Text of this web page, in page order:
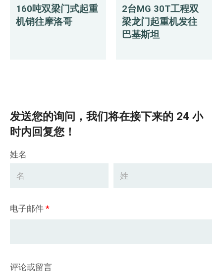
160吨双梁门式起重
机销往摩洛哥
2台MG 30T工程双
梁龙门起重机发往
巴基斯坦
发送您的询问，我们将在接下来的 24 小
时内回复您！
姓名
电子邮件*
评论或留言